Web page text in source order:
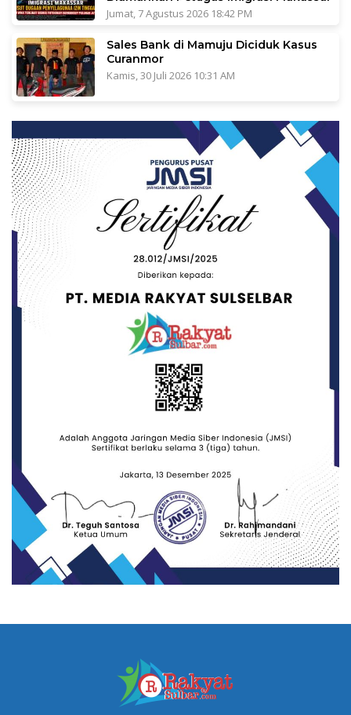
Jumat, 7 Agustus 2026 18:42 PM
Sales Bank di Mamuju Diciduk Kasus
Curanmor
Kamis, 30 Juli 2026 10:31 AM